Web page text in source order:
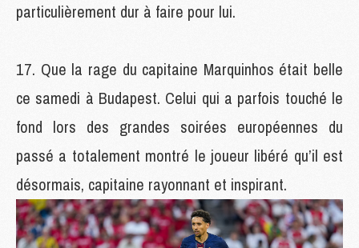
particulièrement dur à faire pour lui.
Que la rage du capitaine Marquinhos était belle
ce samedi à Budapest. Celui qui a parfois touché le
fond lors des grandes soirées européennes du
passé a totalement montré le joueur libéré qu’il est
désormais, capitaine rayonnant et inspirant.